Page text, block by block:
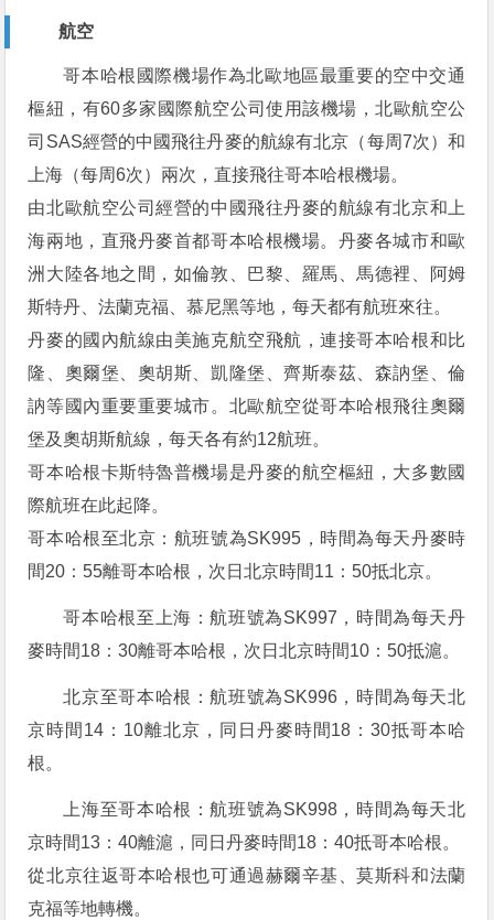
航空
哥本哈根國際機場作為北歐地區最重要的空中交通
樞紐，有60多家國際航空公司使用該機場，北歐航空公
司SAS經營的中國飛往丹麥的航線有北京（每周7次）和
上海（每周6次）兩次，直接飛往哥本哈根機場。
由北歐航空公司經營的中國飛往丹麥的航線有北京和上
海兩地，直飛丹麥首都哥本哈根機場。丹麥各城市和歐
洲大陸各地之間，如倫敦、巴黎、羅馬、馬德裡、阿姆
斯特丹、法蘭克福、慕尼黑等地，每天都有航班來往。
丹麥的國內航線由美施克航空飛航，連接哥本哈根和比
隆、奧爾堡、奧胡斯、凱隆堡、齊斯泰茲、森訥堡、倫
訥等國內重要重要城市。北歐航空從哥本哈根飛往奧爾
堡及奧胡斯航線，每天各有約12航班。
哥本哈根卡斯特魯普機場是丹麥的航空樞紐，大多數國
際航班在此起降。
哥本哈根至北京：航班號為SK995，時間為每天丹麥時
間20：55離哥本哈根，次日北京時間11：50抵北京。
哥本哈根至上海：航班號為SK997，時間為每天丹
麥時間18：30離哥本哈根，次日北京時間10：50抵滬。
北京至哥本哈根：航班號為SK996，時間為每天北
京時間14：10離北京，同日丹麥時間18：30抵哥本哈
根。
上海至哥本哈根：航班號為SK998，時間為每天北
京時間13：40離滬，同日丹麥時間18：40抵哥本哈根。
從北京往返哥本哈根也可通過赫爾辛基、莫斯科和法蘭
克福等地轉機。